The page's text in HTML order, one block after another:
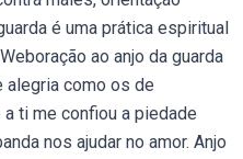
é uma prática espiritual
ao anjo da guarda
alegria como os de
ti me confiou a piedade
nos ajudar no amor. Anjo